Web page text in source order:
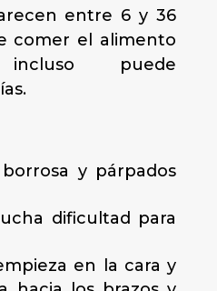
entre 6 y 36
comer el alimento
incluso puede
y párpados
dificultad para
en la cara y